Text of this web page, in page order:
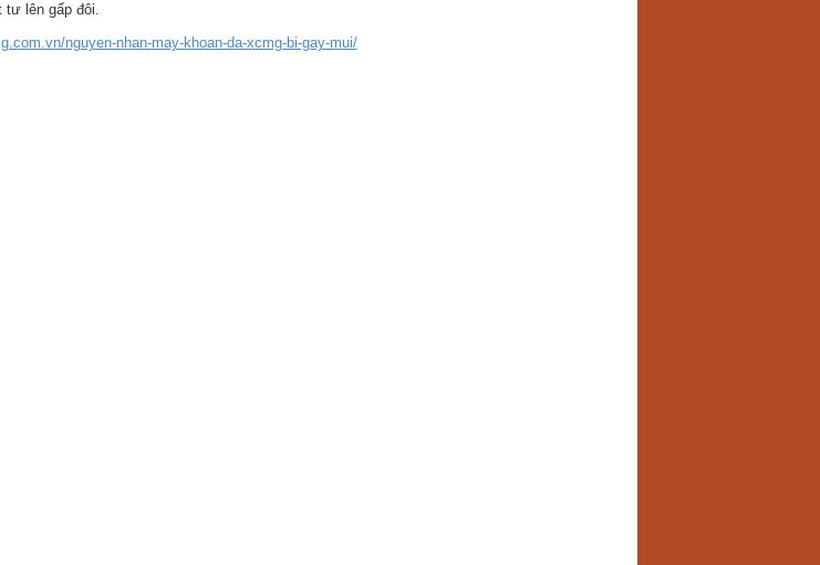
tư lên gấp đôi.
nguyen-nhan-may-khoan-da-xcmg-bi-gay-mui/